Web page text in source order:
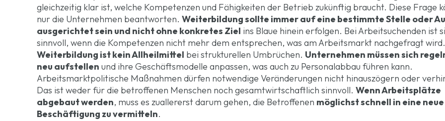
gleichzeitig klar ist, welche Kompetenzen und Fähigkeiten der Betrieb zukünftig braucht. Diese Frage
nur die Unternehmen beantworten. Weiterbildung sollte immer auf eine bestimmte Stelle oder
ausgerichtet sein und nicht ohne konkretes Ziel ins Blaue hinein erfolgen. Bei Arbeitsuchenden ist
sinnvoll, wenn die Kompetenzen nicht mehr dem entsprechen, was am Arbeitsmarkt nachgefragt wird.
Weiterbildung ist kein Allheilmittel bei strukturellen Umbrüchen. Unternehmen müssen sich
neu aufstellen und ihre Geschäftsmodelle anpassen, was auch zu Personalabbau führen kann.
Arbeitsmarktpolitische Maßnahmen dürfen notwendige Veränderungen nicht hinauszögern oder
Das ist weder für die betroffenen Menschen noch gesamtwirtschaftlich sinnvoll. Wenn Arbeitsplätze
abgebaut werden, muss es zuallererst darum gehen, die Betroffenen möglichst schnell in eine neue
Beschäftigung zu vermitteln.